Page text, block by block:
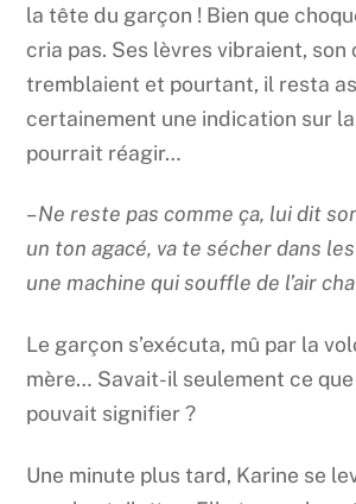
la tête du garçon ! Bien que
cria pas. Ses lèvres vibraient, son
tremblaient et pourtant, il resta
certainement une indication sur
pourrait réagir…
– Ne reste pas comme ça, lui dit
un ton agacé, va te sécher dans
une machine qui souffle de l’air
Le garçon s’exécuta, mû par la
mère… Savait-il seulement ce que
pouvait signifier ?
Une minute plus tard, Karine se